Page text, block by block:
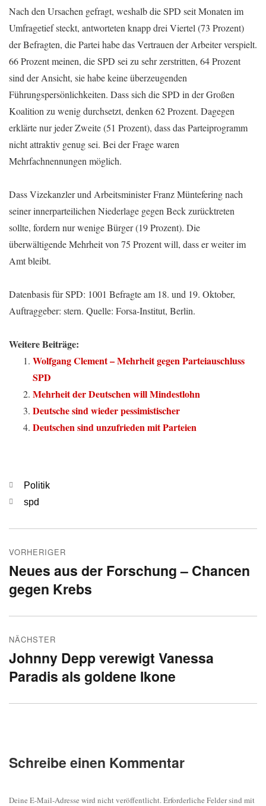
Nach den Ursachen gefragt, weshalb die SPD seit Monaten im
Umfragetief steckt, antworteten knapp drei Viertel (73 Prozent)
der Befragten, die Partei habe das Vertrauen der Arbeiter verspielt.
66 Prozent meinen, die SPD sei zu sehr zerstritten, 64 Prozent
sind der Ansicht, sie habe keine überzeugenden
Führungspersönlichkeiten. Dass sich die SPD in der Großen
Koalition zu wenig durchsetzt, denken 62 Prozent. Dagegen
erklärte nur jeder Zweite (51 Prozent), dass das Parteiprogramm
nicht attraktiv genug sei. Bei der Frage waren
Mehrfachnennungen möglich.
Dass Vizekanzler und Arbeitsminister Franz Müntefering nach
seiner innerparteilichen Niederlage gegen Beck zurücktreten
sollte, fordern nur wenige Bürger (19 Prozent). Die
überwältigende Mehrheit von 75 Prozent will, dass er weiter im
Amt bleibt.
Datenbasis für SPD: 1001 Befragte am 18. und 19. Oktober,
Auftraggeber: stern. Quelle: Forsa-Institut, Berlin.
Weitere Beiträge:
Wolfgang Clement – Mehrheit gegen Parteiauschluss
SPD
Mehrheit der Deutschen will Mindestlohn
Deutsche sind wieder pessimistischer
Deutschen sind unzufrieden mit Parteien
Kategorien
Politik
Schlagwörter
spd
VORHERIGER
Vorheriger
Beitrag:
Neues aus der Forschung – Chancen
gegen Krebs
NÄCHSTER
Nächster
Beitrag:
Johnny Depp verewigt Vanessa
Paradis als goldene Ikone
Schreibe einen Kommentar
Deine E-Mail-Adresse wird nicht veröffentlicht.Erforderliche Felder sind mit